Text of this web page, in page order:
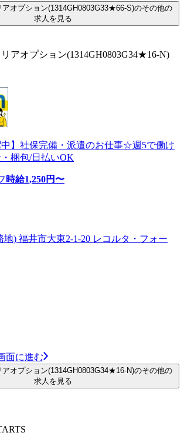
オプション(1314GH0803G33★66-S)のその他の
求人を見る
アオプション(1314GH0803G34★16-N)
中】社保完備・派遣のお仕事☆週5で働け
梱包/日払いOK
時給1,250円〜
) 福井市大東2-1-20 レコルタ・フォー
面に進む
オプション(1314GH0803G34★16-N)のその他の
求人を見る